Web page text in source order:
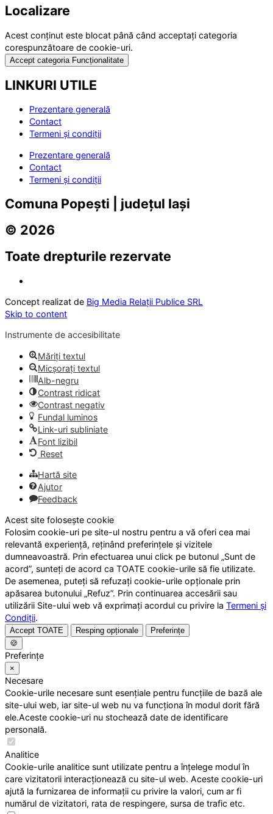
Localizare
Acest conținut este blocat până când acceptați categoria
corespunzătoare de cookie-uri.
Accept categoria Funcționalitate
LINKURI UTILE
Prezentare generală
Contact
Termeni și condiții
Prezentare generală
Contact
Termeni și condiții
Comuna Popești | județul Iași
© 2026
Toate drepturile rezervate
Concept realizat de Big Media Relații Publice SRL
Skip to content
Instrumente de accesibilitate
Măriți textul
Micșorați textul
Alb-negru
Contrast ridicat
Contrast negativ
Fundal luminos
Link-uri subliniate
Font lizibil
Reset
Hartă site
Ajutor
Feedback
Acest site folosește cookie
Folosim cookie-uri pe site-ul nostru pentru a vă oferi cea mai
relevantă experiență, reținând preferințele și vizitele
dumneavoastră. Prin efectuarea unui click pe butonul „Sunt de
acord”, sunteți de acord ca TOATE cookie-urile să fie utilizate.
De asemenea, puteți să refuzați cookie-urile opționale prin
apăsarea butonului „Refuz”. Prin continuarea accesării sau
utilizării Site-ului web vă exprimați acordul cu privire la Termeni și
Condiții.
Accept TOATE Resping opționale
Preferințe
🍪
Preferințe
×
Necesare
Cookie-urile necesare sunt esențiale pentru funcțiile de bază ale
site-ului web, iar site-ul web nu va funcționa în modul dorit fără
ele.Aceste cookie-uri nu stochează date de identificare
personală.
Analitice
Cookie-urile analitice sunt utilizate pentru a înțelege modul în
care vizitatorii interacționează cu site-ul web. Aceste cookie-uri
ajută la furnizarea de informații cu privire la valori, cum ar fi
numărul de vizitatori, rata de respingere, sursa de trafic etc.